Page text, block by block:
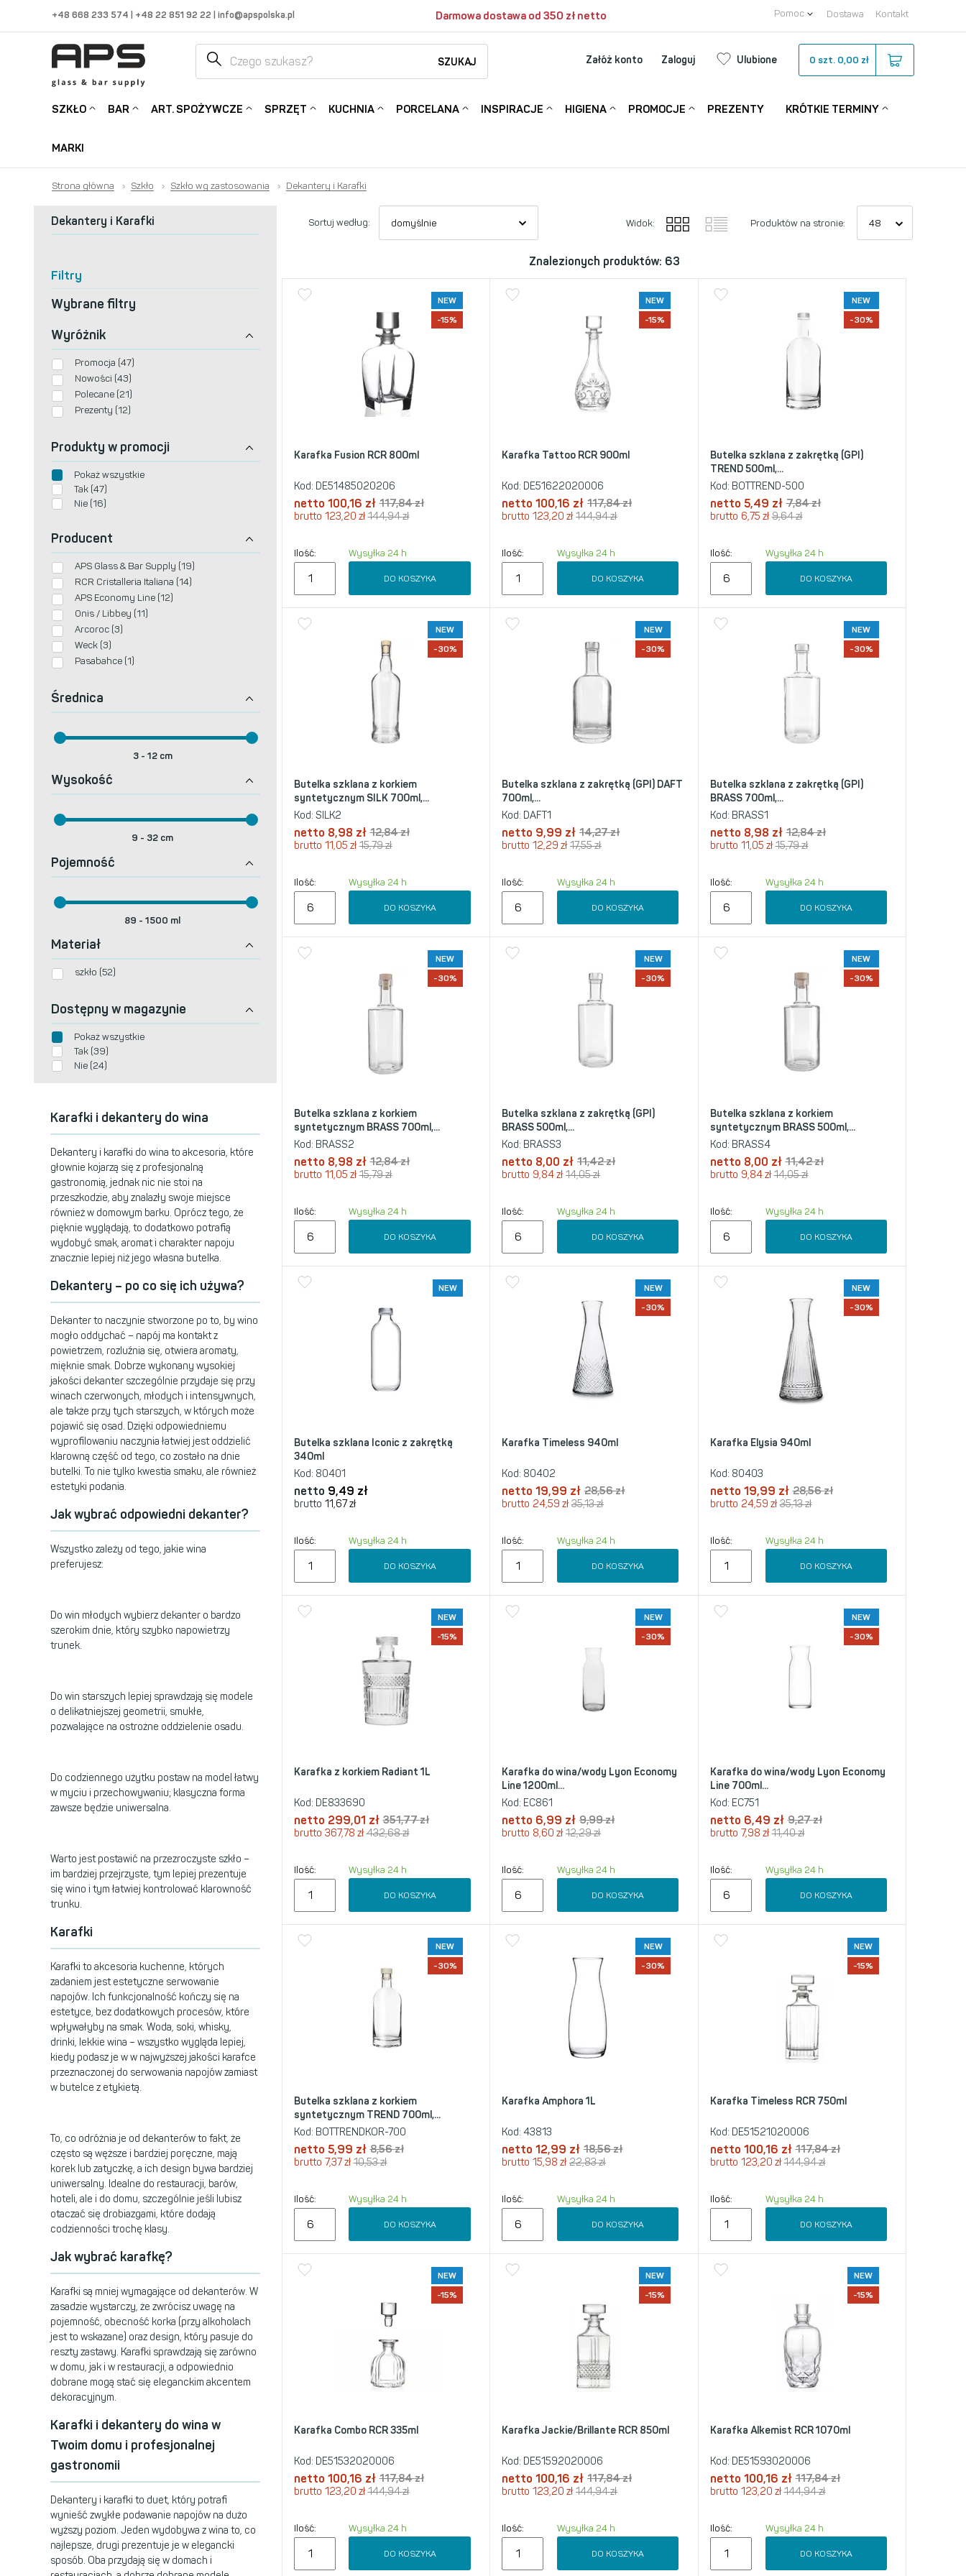
+48 668 233 574 | +48 22 851 92 22 | info@apspolska.pl Darmowa dostawa od 350 zł netto Pomoc Dostawa Kontakt
SZUKAJ Załóż konto Zaloguj Ulubione 0 szt. 0,00 zł
SZKŁO BAR ART. SPOŻYWCZE SPRZĘT KUCHNIA PORCELANA INSPIRACJE HIGIENA PROMOCJE PREZENTY KRÓTKIE TERMINY
MARKI
Strona główna › Szkło › Szkło wg zastosowania › Dekantery i Karafki
Dekantery i Karafki
Filtry
Wybrane filtry
Wyróżnik
Promocja (47)
Nowości (43)
Polecane (21)
Prezenty (12)
Produkty w promocji
Pokaż wszystkie
Tak (47)
Nie (16)
Producent
APS Glass & Bar Supply (19)
RCR Cristalleria Italiana (14)
APS Economy Line (12)
Onis / Libbey (11)
Arcoroc (3)
Weck (3)
Pasabahce (1)
Średnica
3- 12cm
Wysokość
9 - 32 cm
Pojemność
89 -1500 ml
Materiał
szkło (52)
Dostępny w magazynie
Pokaż wszystkie
Tak (39)
Nie (24)
Karafki i dekantery do wina
Dekantery i karafki do wina to akcesoria, które
głownie kojarzą się z profesjonalną
gastronomią, jednak nic nie stoi na
przeszkodzie, aby znalazły swoje miejsce
również w domowym barku. Oprócz tego, że
pięknie wyglądają, to dodatkowo potrafią
wydobyć smak, aromat i charakter napoju
znacznie lepiej niż jego własna butelka.
Dekantery – po co się ich używa?
Dekanter to naczynie stworzone po to, by wino
mogło oddychać – napój ma kontakt z
powietrzem, rozluźnia się, otwiera aromaty,
mięknie smak. Dobrze wykonany wysokiej
jakości dekanter szczególnie przydaje się przy
winach czerwonych, młodych i intensywnych,
ale także przy tych starszych, w których może
pojawić się osad. Dzięki odpowiedniemu
wyprofilowaniu naczynia łatwiej jest oddzielić
klarowną część od tego, co zostało na dnie
butelki. To nie tylko kwestia smaku, ale również
estetyki podania.
Jak wybrać odpowiedni dekanter?
Wszystko zależy od tego, jakie wina
preferujesz:
Do win młodych wybierz dekanter o bardzo
szerokim dnie, który szybko napowietrzy
trunek.
Do win starszych lepiej sprawdzają się modele
o delikatniejszej geometrii, smukłe,
pozwalające na ostrożne oddzielenie osadu.
Do codziennego użytku postaw na model łatwy
w myciu i przechowywaniu; klasyczna forma
zawsze będzie uniwersalna.
Warto jest postawić na przezroczyste szkło –
im bardziej przejrzyste, tym lepiej prezentuje
się wino i tym łatwiej kontrolować klarowność
trunku.
Karafki
Karafki to akcesoria kuchenne, których
zadaniem jest estetyczne serwowanie
napojów. Ich funkcjonalność kończy się na
estetyce, bez dodatkowych procesów, które
wpływałyby na smak. Woda, soki, whisky,
drinki, lekkie wina – wszystko wygląda lepiej,
kiedy podasz je w w najwyższej jakości karafce
przeznaczonej do serwowania napojów zamiast
w butelce z etykietą.
To, co odróżnia je od dekanterów to fakt, że
często są węższe i bardziej poręczne, mają
korek lub zatyczkę, a ich design bywa bardziej
uniwersalny. Idealne do restauracji, barów,
hoteli, ale i do domu, szczególnie jeśli lubisz
otaczać się drobiazgami, które dodają
codzienności trochę klasy.
Jak wybrać karafkę?
Karafki są mniej wymagające od dekanterów. W
zasadzie wystarczy, że zwrócisz uwagę na
pojemność, obecność korka (przy alkoholach
jest to wskazane) oraz design, który pasuje do
reszty zastawy. Karafki sprawdzają się zarówno
w domu, jak i w restauracji, a odpowiednio
dobrane mogą stać się eleganckim akcentem
dekoracyjnym.
Karafki i dekantery do wina w
Twoim domu i profesjonalnej
gastronomii
Dekantery i karafki to duet, który potrafi
wynieść zwykłe podawanie napojów na dużo
wyższy poziom. Jeden wydobywa z wina to, co
najlepsze, drugi prezentuje je w elegancki
sposób. Oba przydają się w domach i
Sortuj według: Widok: Produktów na stronie:
Znalezionych produktów: 63
NEW
-15%
Karafka Fusion RCR 800ml
Kod: DE51485020206
netto 100,16 zł 117,84zł
brutto 123,20 zł144,94zł
Ilość: Wysyłka 24 h
DO KOSZYKA
NEW
-15%
Karafka Tattoo RCR 900ml
Kod: DE51622020006
netto 100,16 zł 117,84zł
brutto 123,20zł144,94zł
Ilość: Wysyłka 24 h
DO KOSZYKA
NEW
-30%
Butelka szklana z zakrętką (GPI)
TREND 500ml,...
Kod: BOTTREND-500
netto 5,49 zł 7,84zł
brutto 6,75 zł9,64zł
Ilość: Wysyłka 24 h
DO KOSZYKA
NEW
-30%
Butelka szklana z korkiem
syntetycznym SILK 700ml,...
Kod: SILK2
netto 8,98 zł 12,84zł
brutto 11,05 zł15,79zł
Ilość: Wysyłka 24 h
DO KOSZYKA
NEW
-30%
Butelka szklana z zakrętką (GPI) DAFT
700ml,...
Kod: DAFT1
netto 9,99 zł 14,27zł
brutto 12,29zł17,55zł
Ilość: Wysyłka 24 h
DO KOSZYKA
NEW
-30%
Butelka szklana z zakrętką (GPI)
BRASS 700ml,...
Kod: BRASS1
netto 8,98 zł 12,84zł
brutto 11,05 zł15,79zł
Ilość: Wysyłka 24 h
DO KOSZYKA
NEW
-30%
Butelka szklana z korkiem
syntetycznym BRASS 700ml,...
Kod: BRASS2
netto 8,98 zł 12,84zł
brutto 11,05 zł15,79zł
Ilość: Wysyłka 24 h
DO KOSZYKA
NEW
-30%
Butelka szklana z zakrętką (GPI)
BRASS 500ml,...
Kod: BRASS3
netto 8,00 zł 11,42zł
brutto 9,84zł14,05zł
Ilość: Wysyłka 24 h
DO KOSZYKA
NEW
-30%
Butelka szklana z korkiem
syntetycznym BRASS 500ml,...
Kod: BRASS4
netto 8,00 zł 11,42zł
brutto 9,84zł14,05zł
Ilość: Wysyłka 24 h
DO KOSZYKA
NEW
Butelka szklana Iconic z zakrętką
340ml
Kod: 80401
netto 9,49 zł
brutto 11,67zł
Ilość: Wysyłka 24 h
DO KOSZYKA
NEW
-30%
Karafka Timeless 940ml
Kod: 80402
netto 19,99 zł 28,56zł
brutto 24,59zł35,13zł
Ilość: Wysyłka 24 h
DO KOSZYKA
NEW
-30%
Karafka Elysia 940ml
Kod: 80403
netto 19,99 zł 28,56zł
brutto 24,59 zł35,13zł
Ilość: Wysyłka 24 h
DO KOSZYKA
NEW
-15%
Karafka z korkiem Radiant 1L
Kod: DE833690
netto 299,01 zł 351,77zł
brutto 367,78 zł432,68zł
Ilość: Wysyłka 24 h
DO KOSZYKA
NEW
-30%
Karafka do wina/wody Lyon Economy
Line 1200ml...
Kod: EC861
netto 6,99 zł 9,99zł
brutto 8,60zł12,29zł
Ilość: Wysyłka 24 h
DO KOSZYKA
NEW
-30%
Karafka do wina/wody Lyon Economy
Line 700ml...
Kod: EC751
netto 6,49 zł 9,27zł
brutto 7,98 zł11,40zł
Ilość: Wysyłka 24 h
DO KOSZYKA
NEW
-30%
Butelka szklana z korkiem
syntetycznym TREND 700ml,...
Kod: BOTTRENDKOR-700
netto 5,99 zł 8,56zł
brutto 7,37zł10,53zł
Ilość: Wysyłka 24 h
DO KOSZYKA
NEW
-30%
Karafka Amphora 1L
Kod: 43813
netto 12,99 zł 18,56zł
brutto 15,98zł22,83zł
Ilość: Wysyłka 24 h
DO KOSZYKA
NEW
-15%
Karafka Timeless RCR 750ml
Kod: DE51521020006
netto 100,16 zł 117,84zł
brutto 123,20 zł144,94zł
Ilość: Wysyłka 24 h
DO KOSZYKA
NEW
-15%
Karafka Combo RCR 335ml
Kod: DE51532020006
netto 100,16 zł 117,84zł
brutto 123,20 zł144,94zł
Ilość: Wysyłka 24 h
DO KOSZYKA
NEW
-15%
Karafka Jackie/Brillante RCR 850ml
Kod: DE51592020006
netto 100,16 zł 117,84zł
brutto 123,20zł144,94zł
Ilość: Wysyłka 24 h
DO KOSZYKA
NEW
-15%
Karafka Alkemist RCR 1070ml
Kod: DE51593020006
netto 100,16 zł 117,84zł
brutto 123,20 zł144,94zł
Ilość: Wysyłka 24 h
DO KOSZYKA